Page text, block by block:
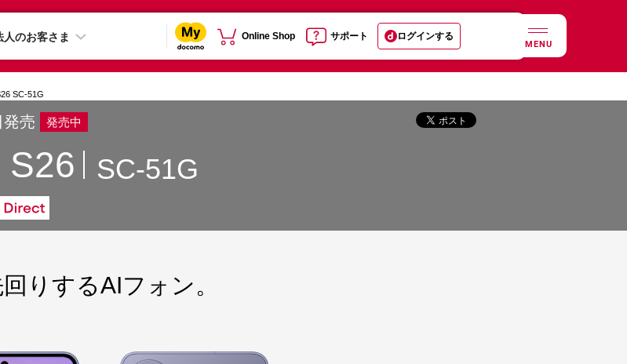
人のお客さま Online Shop サポート ログインする
MENU
SC-51G
発売 発売中
S26 SC-51G
りするAIフォン。